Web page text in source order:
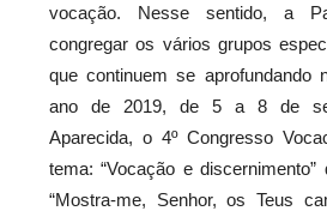
vocação. Nesse sentido, a
congregar os vários grupos
que continuem se aprofundando
ano de 2019, de 5 a 8 de
Aparecida, o 4º Congresso
tema: “Vocação e
“Mostra-me, Senhor, os Teus